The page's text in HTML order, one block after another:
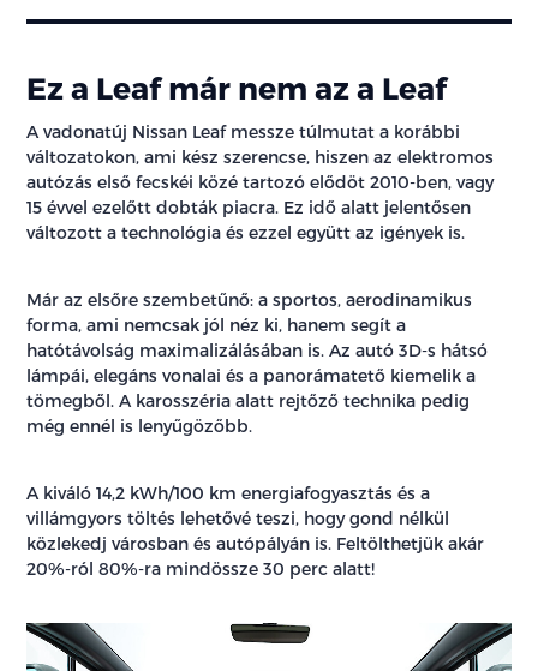
Ez a Leaf már nem az a Leaf
A vadonatúj Nissan Leaf messze túlmutat a korábbi
változatokon, ami kész szerencse, hiszen az elektromos
autózás első fecskéi közé tartozó elődöt 2010-ben, vagy
15 évvel ezelőtt dobták piacra. Ez idő alatt jelentősen
változott a technológia és ezzel együtt az igények is.
Már az elsőre szembetűnő: a sportos, aerodinamikus
forma, ami nemcsak jól néz ki, hanem segít a
hatótávolság maximalizálásában is. Az autó 3D-s hátsó
lámpái, elegáns vonalai és a panorámatető kiemelik a
tömegből. A karosszéria alatt rejtőző technika pedig
még ennél is lenyűgözőbb.
A kiváló 14,2 kWh/100 km energiafogyasztás és a
villámgyors töltés lehetővé teszi, hogy gond nélkül
közlekedj városban és autópályán is. Feltölthetjük akár
20%-ról 80%-ra mindössze 30 perc alatt!